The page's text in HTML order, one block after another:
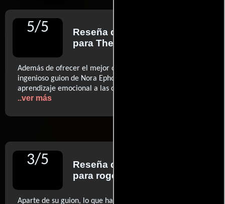
5/5 Reseña de
para The Guardian
Además de ofrecer el mejor orgasmo fingido del cine, el
ingenioso guion de Nora Ephorn aportó un tipo de
aprendizaje emocional a las comedias sobre parejas (…)
..ver más
3/5 Reseña de
para rogerebert.com
Aparte de su guion, lo que hace que sea tan especial es